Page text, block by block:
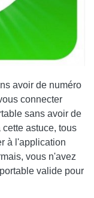
avoir de numéro
connecter
sans avoir de
astuce, tous
à l'application
vous n'avez
valide pour